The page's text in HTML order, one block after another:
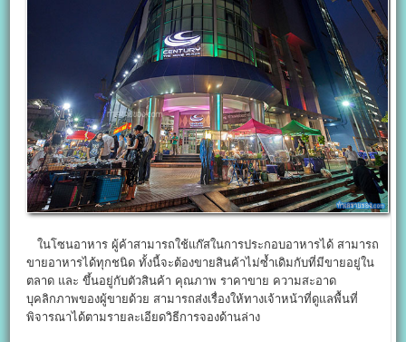
ในโซนอาหาร ผู้ค้าสามารถใช้แก๊สในการประกอบอาหารได้ สามารถ
ขายอาหารได้ทุกชนิด ทั้งนี้จะต้องขายสินค้าไม่ซ้ำเดิมกับที่มีขายอยู่ใน
ตลาด และ ขึ้นอยู่กับตัวสินค้า คุณภาพ ราคาขาย ความสะอาด
บุคลิกภาพของผู้ขายด้วย สามารถส่งเรื่องให้ทางเจ้าหน้าที่ดูแลพื้นที่
พิจารณาได้ตามรายละเอียดวิธีการจองด้านล่าง